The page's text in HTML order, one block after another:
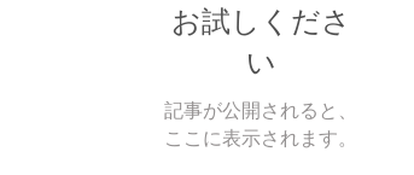
お試しくださ
い
記事が公開されると、
ここに表示されます。